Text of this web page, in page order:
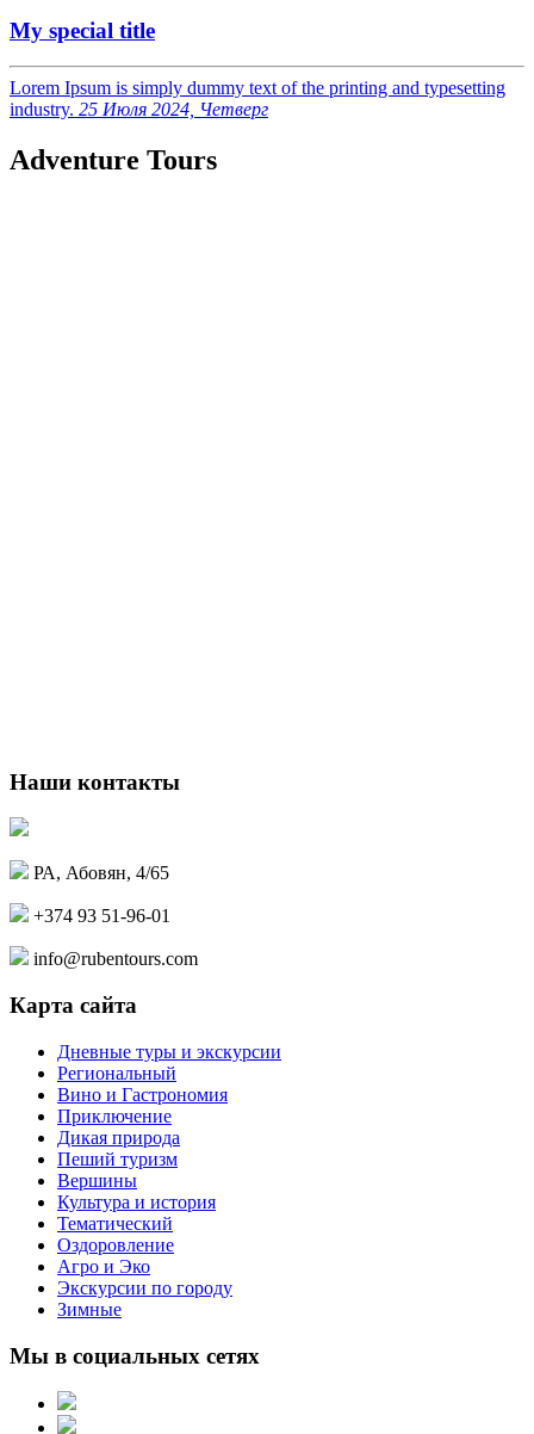
My special title
Lorem Ipsum is simply dummy text of the printing and typesetting
industry. 25 Июля 2024, Четверг
Adventure Tours
Наши контакты
РА, Абовян, 4/65
+374 93 51-96-01
info@rubentours.com
Карта сайта
Дневные туры и экскурсии
Региональный
Вино и Гастрономия
Приключение
Дикая природа
Пеший туризм
Вершины
Культура и история
Тематический
Оздоровление
Агро и Эко
Экскурсии по городу
Зимные
Мы в социальных сетях